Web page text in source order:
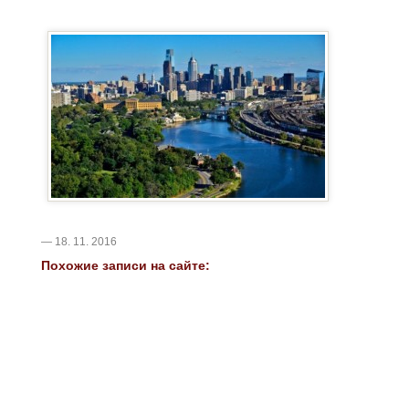
— 18. 11. 2016
Похожие записи на сайте: